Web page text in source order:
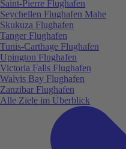
Saint-Pierre Flughafen
Seychellen Flughafen Mahe
Skukuza Flughafen
Tanger Flughafen
Tunis-Carthage Flughafen
Upington Flughafen
Victoria Falls Flughafen
Walvis Bay Flughafen
Zanzibar Flughafen
Alle Ziele im Überblick